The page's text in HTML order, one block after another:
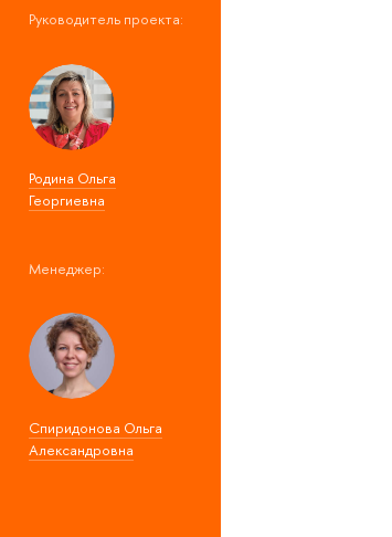
Руководитель проекта:
Родина Ольга
Георгиевна
Менеджер:
Спиридонова Ольга
Александровна